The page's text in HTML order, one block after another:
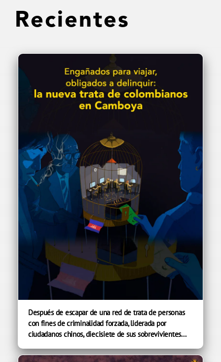
Recientes
Después de escapar de una red de trata de personas
con fines de criminalidad forzada, liderada por
ciudadanos chinos, diecisiete de sus sobrevivientes...